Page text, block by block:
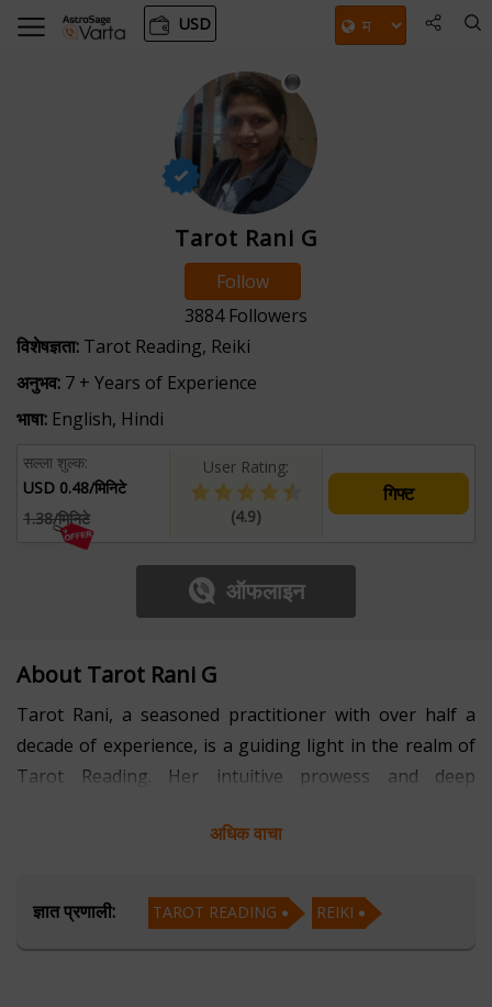
USD
Tarot Rani G
Follow
3884Followers
विशेषज्ञता: Tarot Reading, Reiki
अनुभव: 7 + Years of Experience
भाषा: English, Hindi
सल्ला शुल्क:
USD 0.48/मिनिटे
1.38/मिनिटे
User Rating:
(4.9)
गिफ्ट
ऑफलाइन
About Tarot Rani G
Tarot Rani, a seasoned practitioner with over half a
decade of experience, is a guiding light in the realm of
Tarot Reading. Her intuitive prowess and deep
experience for those seeking insights.
With a passion for unraveling the mysteries of the
Tarot, Rani provides clarity and guidance on life's
अधिक वाचा
ज्ञात प्रणाली: TAROT READING REIKI